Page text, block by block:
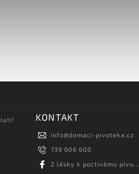
KONTAKT
info@domaci-pivoteka.cz
739 606 600
Z lásky k poctivému pivu...